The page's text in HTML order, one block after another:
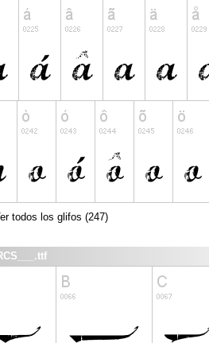
todos los glifos (247)